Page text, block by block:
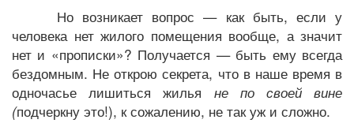
Но возникает вопрос — как быть, если у
человека нет жилого помещения вообще, а значит
нет и «прописки»? Получается — быть ему всегда
бездомным. Не открою секрета, что в наше время в
одночасье лишиться жилья не по своей вине
(подчеркну это!), к сожалению, не так уж и сложно.